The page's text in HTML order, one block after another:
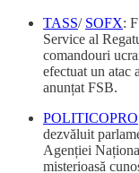
TASS/ SOFX:
Service al
comandouri
efectuat un atac
anunțat FSB.
POLITICOPRO
dezvăluit
Agenției
misterioasă